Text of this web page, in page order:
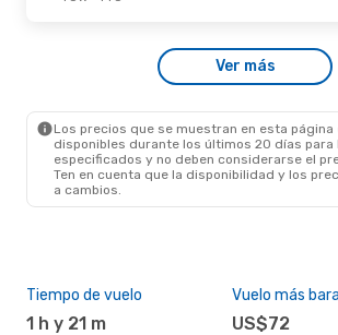
- Vie., 2 De Oct.
Directo
Ver más
Los precios que se muestran en esta página
disponibles durante los últimos 20 días para
especificados y no deben considerarse el
Ten en cuenta que la disponibilidad y los
a cambios.
Tiempo de vuelo
1 h y 21 m
Vuelo más
US$72